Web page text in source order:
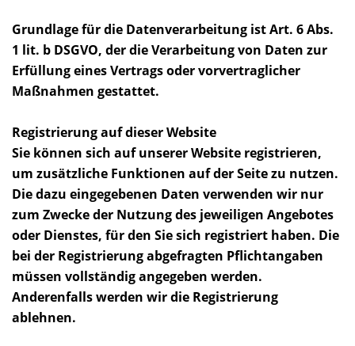
Grundlage für die Datenverarbeitung ist Art. 6 Abs.
1 lit. b DSGVO, der die Verarbeitung von Daten zur
Erfüllung eines Vertrags oder vorvertraglicher
Maßnahmen gestattet.
Registrierung auf dieser Website
Sie können sich auf unserer Website registrieren,
um zusätzliche Funktionen auf der Seite zu nutzen.
Die dazu eingegebenen Daten verwenden wir nur
zum Zwecke der Nutzung des jeweiligen Angebotes
oder Dienstes, für den Sie sich registriert haben. Die
bei der Registrierung abgefragten Pflichtangaben
müssen vollständig angegeben werden.
Anderenfalls werden wir die Registrierung
ablehnen.